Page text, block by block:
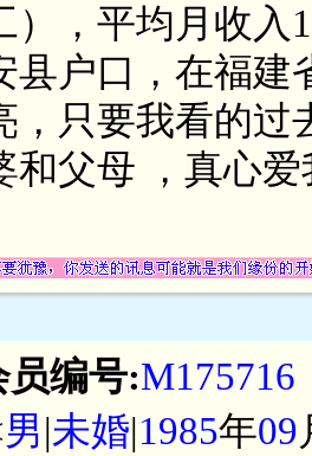
），平均月收
县户口，在福建
，只要我看的过
和父母 ，真心
员编号:M175716
男|未婚|1985年09